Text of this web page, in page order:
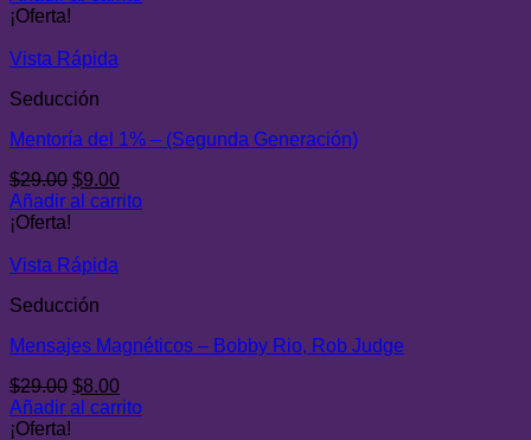
$29.00.
¡Oferta!
Vista Rápida
Seducción
Mentoría del 1% – (Segunda Generación)
$29.00 El
precio
$29.00.
$9.00El
precio
Añadir al carrito
¡Oferta!
Vista Rápida
Seducción
Mensajes Magnéticos – Bobby Rio, Rob Judge
$29.00 El
precio
$8.00El
precio
Añadir al carrito
¡Oferta!